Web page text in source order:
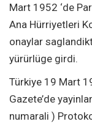
Mart 1952 ‘de
Ana Hürriyetleri
onaylar
yürürlüge girdi.
Türkiye 19 Mart
Gazete’de
numarali )